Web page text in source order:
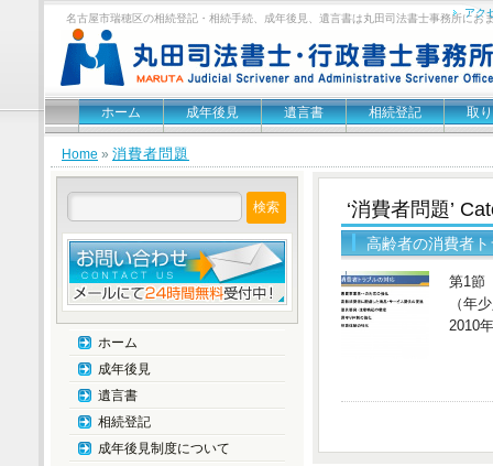
名古屋市瑞穂区の相続登記・相続手続、成年後見、遺言書は丸田司法書士事務所にお
アク
ホーム 成年後見 遺言書 相続登記 取
Home » 消費者問題
‘消費者問題’
高齢者の消費者
第1節
（年
2010
ホーム
成年後見
遺言書
相続登記
成年後見制度について